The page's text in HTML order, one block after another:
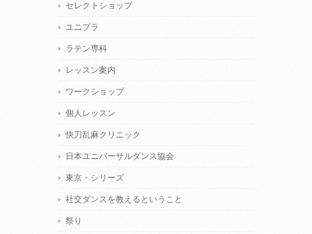
セレクトショップ
ユニプラ
ラテン専科
レッスン案内
ワークショップ
個人レッスン
快刀乱麻クリニック
日本ユニバーサルダンス協会
東京・シリーズ
社交ダンスを教えるということ
祭り